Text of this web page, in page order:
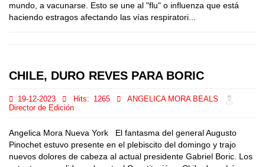
mundo, a vacunarse. Esto se une al "flu" o influenza que está
haciendo estragos afectando las vías respiratori...
CHILE, DURO REVES PARA BORIC
19-12-2023 Hits: 1265
ANGELICA MORA BEALS
Director de Edición
Angelica Mora Nueva York El fantasma del general Augusto
Pinochet estuvo presente en el plebiscito del domingo y trajo
nuevos dolores de cabeza al actual presidente Gabriel Boric. Los